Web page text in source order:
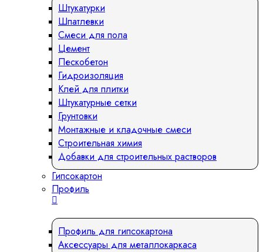
Штукатурки
Шпатлевки
Смеси для пола
Цемент
Пескобетон
Гидроизоляция
Клей для плитки
Штукатурные сетки
Грунтовки
Монтажные и кладочные смеси
Строительная химия
Добавки для строительных растворов
Гипсокартон
Профиль
Профиль для гипсокартона
Аксессуары для металлокаркаса